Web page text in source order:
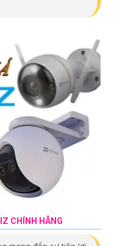
CHÍNH HÃNG